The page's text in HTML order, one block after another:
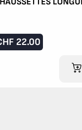
22.00